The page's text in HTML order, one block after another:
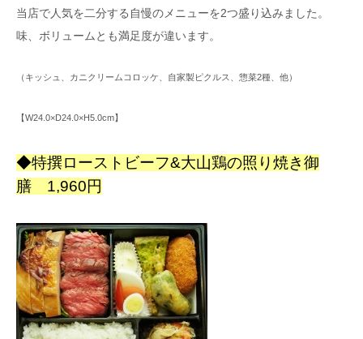
当店で人気を二分する自慢のメニューを2つ盛り込みました。
味、ボリュームとも満足度が違います。
（キッシュ、カニクリームコロッケ、自家製ピクルス、惣菜2種、他）
【W24.0×D24.0×H5.0cm】
◆特撰ローストビーフ&大山鶏の照り焼き御
膳 1,960円